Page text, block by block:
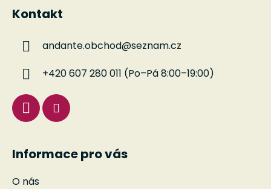
Kontakt
andante.obchod@seznam.cz
+420 607 280 011 (Po–Pá 8:00–19:00)
Informace pro vás
O nás